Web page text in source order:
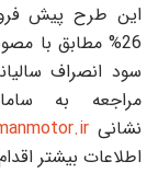
این طرح پیش
مراجعه به
نشانی
اطلاعات بیشتر